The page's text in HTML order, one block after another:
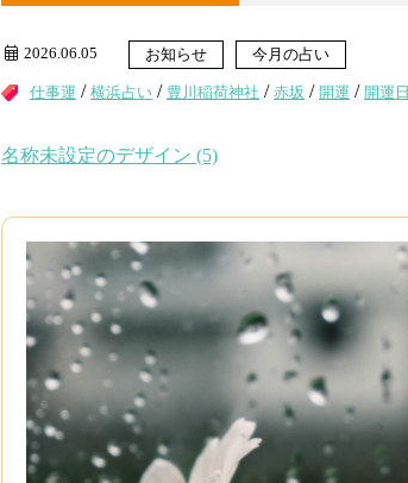
2026.06.05 お知らせ 今月の占い
仕事運 / 横浜占い / 豊川稲荷神社 / 赤坂 / 開運 / 開運日
名称未設定のデザイン (5)